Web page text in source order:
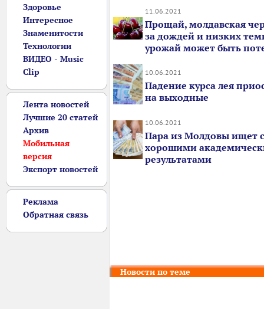
Здоровье
Интересное
Знаменитости
Технологии
ВИДЕО - Music
Clip
Лента новостей
Лучшие 20 статей
Архив
Мобильная
версия
Экспорт новостей
Реклама
Обратная связь
11.06.2021
Прощай, молдавская
за дождей и низких
урожай может быть
10.06.2021
Падение курса лея
на выходные
10.06.2021
Пара из Молдовы ищет
хорошими
результатами
Новости по теме